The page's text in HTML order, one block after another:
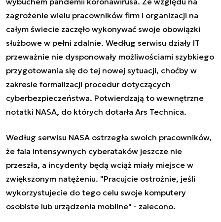
zagrożenie wielu pracowników firm i organizacji na
całym świecie zaczęło wykonywać swoje obowiązki
służbowe w pełni zdalnie. Według serwisu działy IT
przeważnie nie dysponowały możliwościami szybkiego
przygotowania się do tej nowej sytuacji, choćby w
zakresie formalizacji procedur dotyczących
cyberbezpieczeństwa. Potwierdzają to wewnętrzne
notatki NASA, do których dotarła Ars Technica.
Według serwisu NASA ostrzegła swoich pracowników,
że fala intensywnych cyberataków jeszcze nie
przeszła, a incydenty będą wciąż miały miejsce w
zwiększonym natężeniu. "Pracujcie ostrożnie, jeśli
wykorzystujecie do tego celu swoje komputery
osobiste lub urządzenia mobilne" - zalecono.